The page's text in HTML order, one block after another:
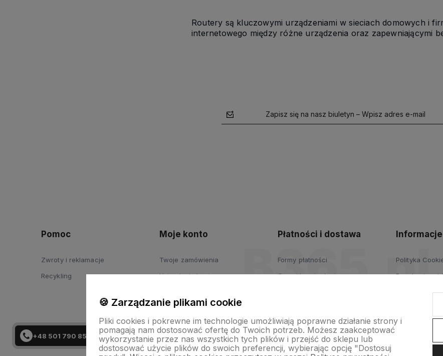
+48 501 790 859
Routery są kluczowymi urządzeniami w sieciach domowych i
internetowego między różne urządzenia oraz zapewniającymi
Zapisz się na nasz biuletyn – Wpisz adres e-mail
Pomoc
Zwroty i reklamacje
Recykling
Moje konto
Twoje zamówienia
Ustawienia konta
Płatności i dostawa
Formy płatności
Czas i koszty dostawy
Informacje
Polityka
Regulamin od
Polityka
Regulamin od
🍪 Zarządzanie plikami cookie
Pliki cookies i pokrewne im technologie umożliwiają poprawne działanie strony i
pomagają nam dostosować ofertę do Twoich potrzeb. Możesz zaakceptować
wykorzystanie przez nas wszystkich tych plików i przejść do sklepu lub
dostosować użycie plików do swoich preferencji, wybierając opcję "Dostosuj